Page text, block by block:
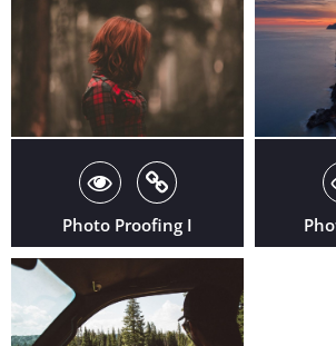
Photo Proofing I